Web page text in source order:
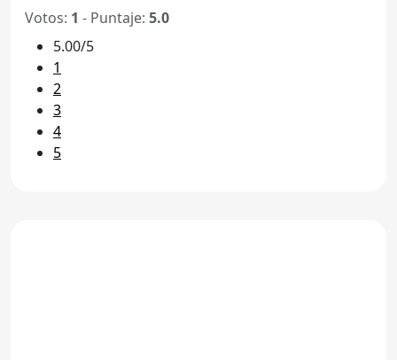
Votos: 1 - Puntaje: 5.0
5.00/5
1
2
3
4
5